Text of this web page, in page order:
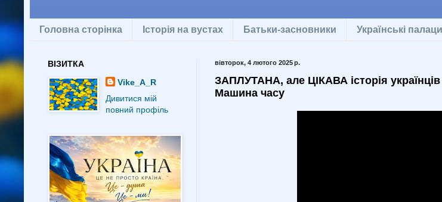
Головна сторінка Історія на вустах Батьки-засновники Українські палаци
вівторок, 4 лютого 2025 р.
ЗАПЛУТАНА, але ЦІКАВА історія
Машина часу
ВІЗИТКА
Vike_A_R
Дивитися мій
повний профіль